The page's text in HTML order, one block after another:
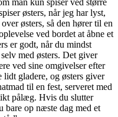
man kun spiser ved større
østers, når jeg har lyst,
østers, så den hører til en
ved bordet at åbne et
er godt, når du mindst
med østers. Det giver
ved sine omgivelser efter
lidt gladere, og østers giver
til en fest, serveret med
pålæg. Hvis du slutter
bare op næste dag med et